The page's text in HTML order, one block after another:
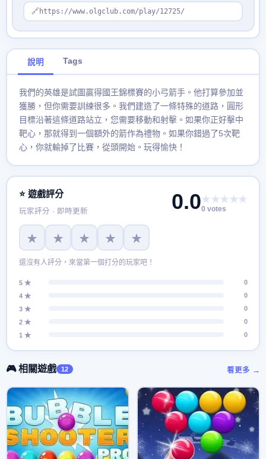
🔗 https://www.olgclub.com/play/12725/
說明 Tags
我們的英雄是試圖贏得國王錦標賽的小弓箭手。他打算參加並
獲勝，但你需要訓練很多。我們建造了一條特殊的道路，圓形
目標沿著這條道路站立，您需要移動和射擊。如果你正好擊中
靶心，那就得到一個額外的箭作為禮物。如果你錯過了5次靶
心，你就輸掉了比賽，從頭開始。玩得愉快！
⭐ 遊戲評分
玩家評分 · 即時更新 0.0★★★★★
0 votes
★ ★ ★ ★ ★
還沒有人評分，來當第一個打分的玩家吧！
5 ★
0
4 ★
0
3 ★
0
2 ★
0
1 ★
0
🎮 相關遊戲 12 看更多 →